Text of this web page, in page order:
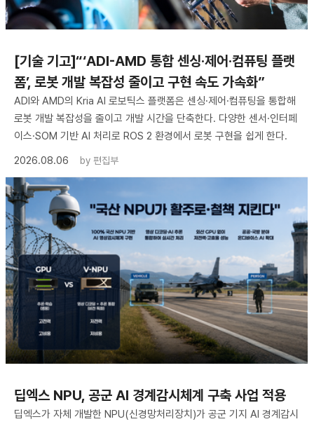
[기술 기고]“‘ADI-AMD 통합 센싱·제어·컴퓨팅 플랫
폼’, 로봇 개발 복잡성 줄이고 구현 속도 가속화”
ADI와 AMD의 Kria AI 로보틱스 플랫폼은 센싱·제어·컴퓨팅을 통합해
로봇 개발 복잡성을 줄이고 개발 시간을 단축한다. 다양한 센서·인터페
이스·SOM 기반 AI 처리로 ROS 2 환경에서 로봇 구현을 쉽게 한다.
2026.08.06
by 편집부
딥엑스 NPU, 공군 AI 경계감시체계 구축 사업 적용
딥엑스가 자체 개발한 NPU(신경망처리장치)가 공군 기지 AI 경계감시